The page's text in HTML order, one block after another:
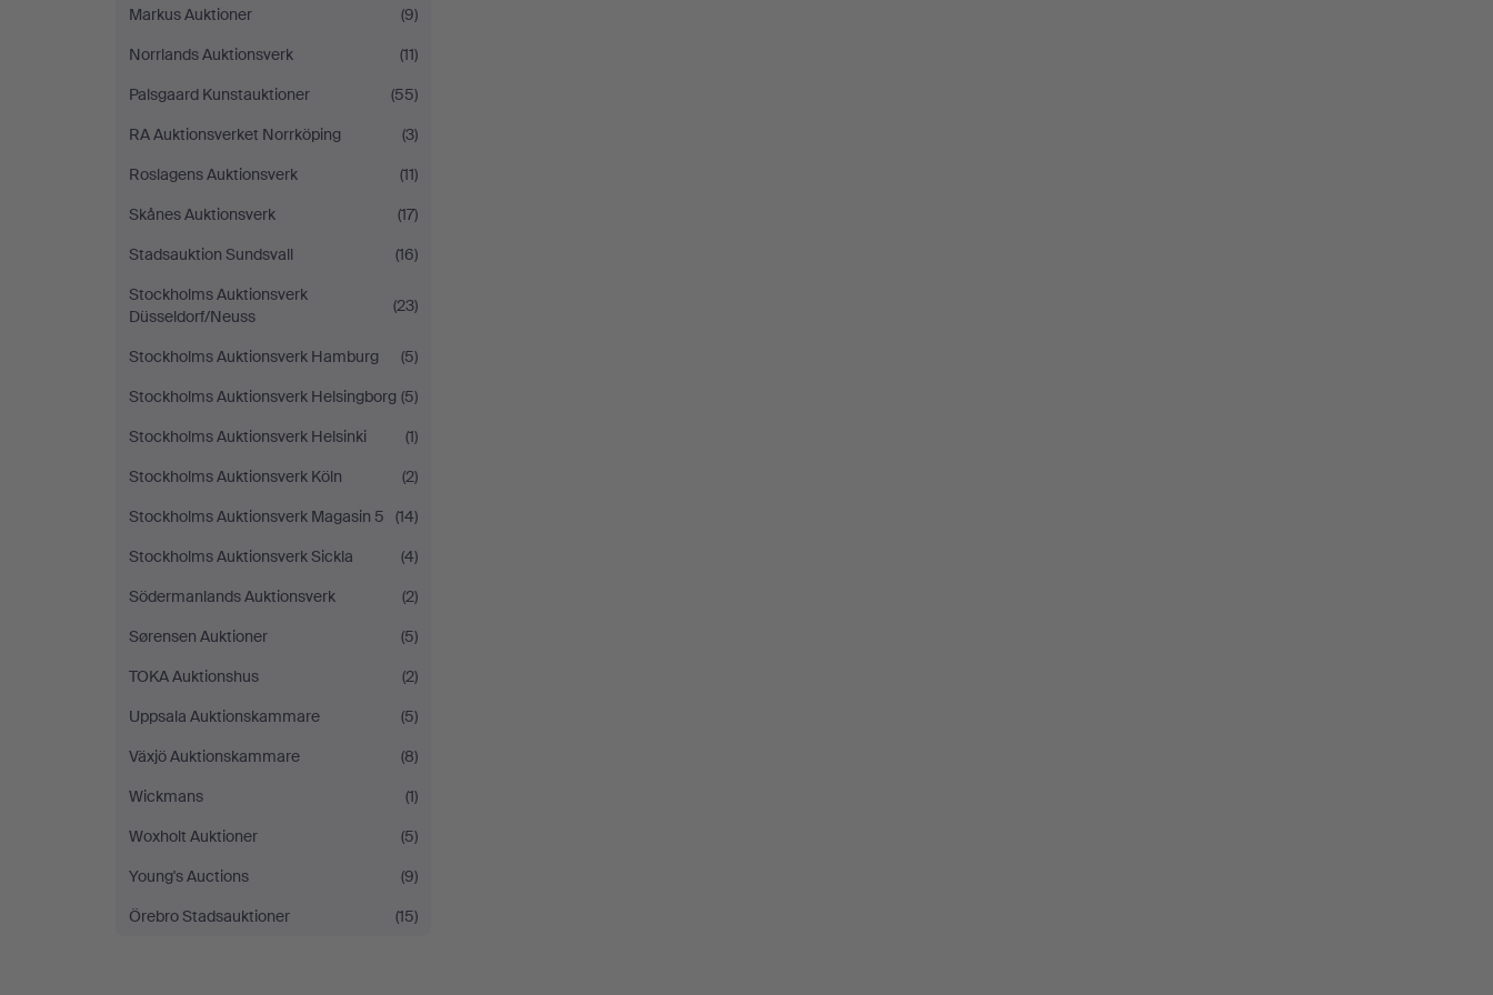
Markus Auktioner
(9)
Norrlands Auktionsverk
(11)
Palsgaard Kunstauktioner
(55)
RA Auktionsverket Norrköping
(3)
Roslagens Auktionsverk
(11)
Skånes Auktionsverk
(17)
Stadsauktion Sundsvall
(16)
Stockholms Auktionsverk
Düsseldorf/Neuss
(23)
Stockholms Auktionsverk Hamburg
(5)
Stockholms Auktionsverk Helsingborg (5)
Stockholms Auktionsverk Helsinki
(1)
Stockholms Auktionsverk Köln
(2)
Stockholms Auktionsverk Magasin 5
(14)
Stockholms Auktionsverk Sickla
(4)
Södermanlands Auktionsverk
(2)
Sørensen Auktioner
(5)
TOKA Auktionshus
(2)
Uppsala Auktionskammare
(5)
Växjö Auktionskammare
(8)
Wickmans
(1)
Woxholt Auktioner
(5)
Young's Auctions
(9)
Örebro Stadsauktioner
(15)